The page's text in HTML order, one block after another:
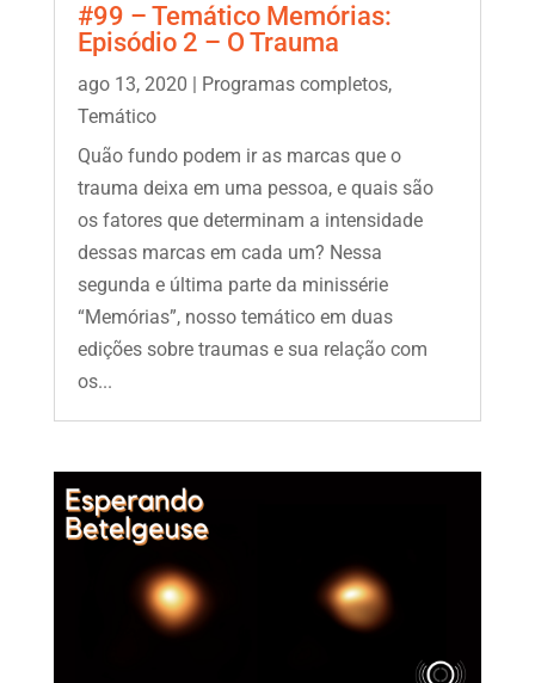
#99 – Temático Memórias:
Episódio 2 – O Trauma
ago 13, 2020 Programas completos,
Temático
Quão fundo podem ir as marcas que o
trauma deixa em uma pessoa, e quais são
os fatores que determinam a intensidade
dessas marcas em cada um? Nessa
segunda e última parte da minissérie
“Memórias”, nosso temático em duas
edições sobre traumas e sua relação com
os...